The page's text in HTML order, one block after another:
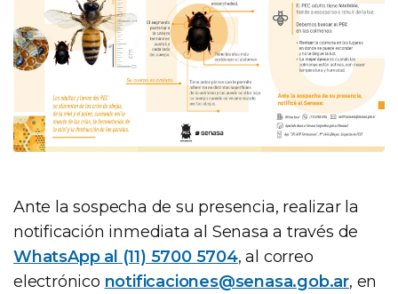
Ante la sospecha de su presencia, realizar la
notificación inmediata al Senasa a través de
WhatsApp al (11) 5700 5704, al correo
electrónico notificaciones@senasa.gob.ar, en